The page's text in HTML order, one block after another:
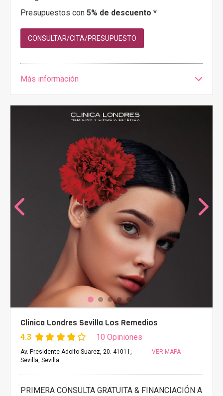
Presupuestos con 5% de descuento *
CONSULTAR/CITA/PRESUPUESTO
Más información
Clinica Londres Sevilla Los Remedios
4.3 10 Opiniones
Av. Presidente Adolfo Suarez, 20. 41011,
Sevilla, Sevilla
VER MAPA
PRIMERA CONSULTA GRATUITA & FINANCIACIÓN A